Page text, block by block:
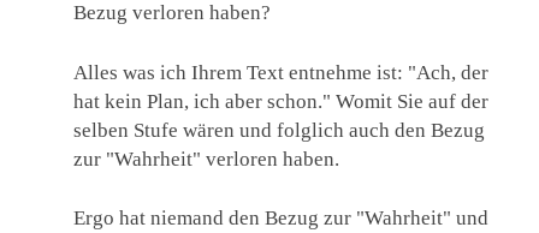
Bezug verloren haben?
Alles was ich Ihrem Text entnehme ist: "Ach, der
hat kein Plan, ich aber schon." Womit Sie auf der
selben Stufe wären und folglich auch den Bezug
zur "Wahrheit" verloren haben.
Ergo hat niemand den Bezug zur "Wahrheit" und